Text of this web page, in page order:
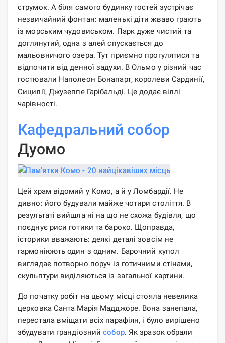
струмок. А біля самого будинку гостей зустрічає
незвичайний фонтан: маленькі діти жваво грають
із морським чудовиськом. Парк дуже чистий та
доглянутий, одна з алей спускається до
мальовничого озера. Тут приємно прогулятися та
відпочити від денної задухи. В Ольмо у різний час
гостювали Наполеон Бонапарт, королеви Сардинії,
Сицилії, Джузеппе Гарібальді. Це додає віллі
чарівності.
Кафедральний собор
Дуомо
Цей храм відомий у Комо, а й у Ломбардії. Не
дивно: його будували майже чотири століття. В
результаті вийшла ні на що не схожа будівля, що
поєднує риси готики та бароко. Щоправда,
історики вважають: деякі деталі зовсім не
гармоніюють один з одним. Барочний купол
виглядає потворно поруч із готичними стінами,
скульптури виділяються із загальної картини.
До початку робіт на цьому місці стояла невелика
церковка Санта Марія Мадджоре. Вона занепала,
перестала вміщати всіх парафіян, і було вирішено
збудувати грандіознийсобор. Як зразок обрали